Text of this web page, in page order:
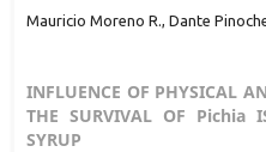
Mauricio Moreno R., Dante
INFLUENCE OF PHYSICAL
THE SURVIVAL OF Pichia
SYRUP